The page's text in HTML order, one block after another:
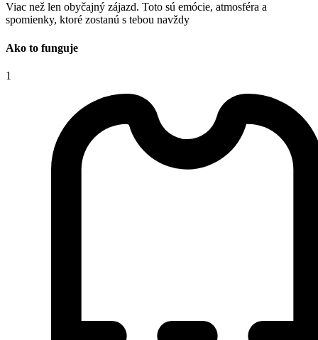
Viac než len obyčajný zájazd. Toto sú emócie, atmosféra a
spomienky, ktoré zostanú s tebou navždy
Ako to funguje
1